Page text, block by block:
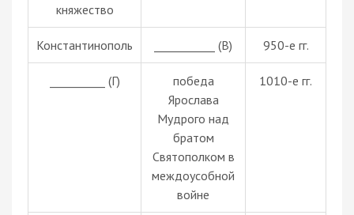
княжество
Константинополь ___________ (В) 950-е гг.
__________ (Г)
победа
Ярослава
Мудрого над
братом
Святополком в
междоусобной
войне
1010-е гг.